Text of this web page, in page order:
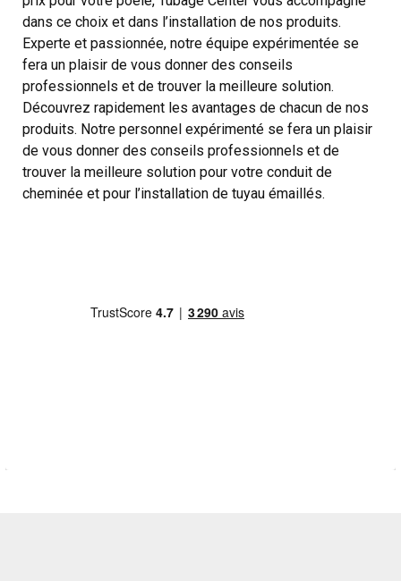
dans ce choix et dans l’installation de nos produits.
Experte et passionnée, notre équipe expérimentée se
fera un plaisir de vous donner des conseils
professionnels et de trouver la meilleure solution.
Découvrez rapidement les avantages de chacun de nos
produits. Notre personnel expérimenté se fera un plaisir
de vous donner des conseils professionnels et de
trouver la meilleure solution pour votre conduit de
cheminée et pour l’installation de tuyau émaillés.